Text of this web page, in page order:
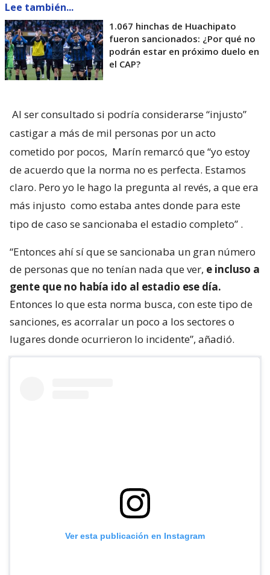
Lee también...
1.067 hinchas de Huachipato
fueron sancionados: ¿Por qué no
podrán estar en próximo duelo en
el CAP?
Al ser consultado si podría considerarse “injusto”
castigar a más de mil personas por un acto
cometido por pocos, Marín remarcó que “yo estoy
de acuerdo que la norma no es perfecta. Estamos
claro. Pero yo le hago la pregunta al revés, a que era
más injusto como estaba antes donde para este
tipo de caso se sancionaba el estadio completo” .
“Entonces ahí sí que se sancionaba un gran número
de personas que no tenían nada que ver, e incluso a
gente que no había ido al estadio ese día.
Entonces lo que esta norma busca, con este tipo de
sanciones, es acorralar un poco a los sectores o
lugares donde ocurrieron lo incidente”, añadió.
Ver esta publicación en Instagram